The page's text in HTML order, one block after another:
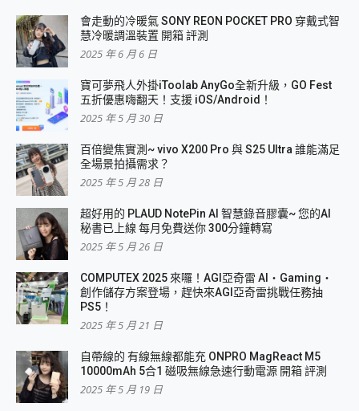
會走動的冷暖氣 SONY REON POCKET PRO 穿戴式智
慧冷暖調溫裝置 開箱 評測
2025 年 6 月 6 日
寶可夢飛人外掛iToolab AnyGo全新升級，GO Fest
五折優惠嗨翻天！支援 iOS/Android！
2025 年 5 月 30 日
百倍變焦實測~ vivo X200 Pro 與 S25 Ultra 誰能滿足
全場景拍攝需求？
2025 年 5 月 28 日
超好用的 PLAUD NotePin AI 智慧錄音膠囊~ 您的AI
秘書已上線 每月免費送你 300分鐘轉寫
2025 年 5 月 26 日
COMPUTEX 2025 來囉！AGI亞奇雷 AI・Gaming・
創作儲存方案登場，趕快來AGI亞奇雷挑戰任務抽
PS5！
2025 年 5 月 21 日
自帶線的 有線無線都能充 ONPRO MagReact M5
10000mAh 5合1 磁吸無線急速行動電源 開箱 評測
2025 年 5 月 19 日